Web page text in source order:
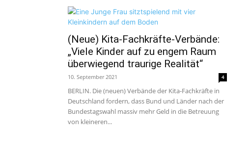
(Neue) Kita-Fachkräfte-Verbände:
„Viele Kinder auf zu engem Raum
überwiegend traurige Realität“
10. September 2021 4
BERLIN. Die (neuen) Verbände der Kita-Fachkräfte in
Deutschland fordern, dass Bund und Länder nach der
Bundestagswahl massiv mehr Geld in die Betreuung
von kleineren...